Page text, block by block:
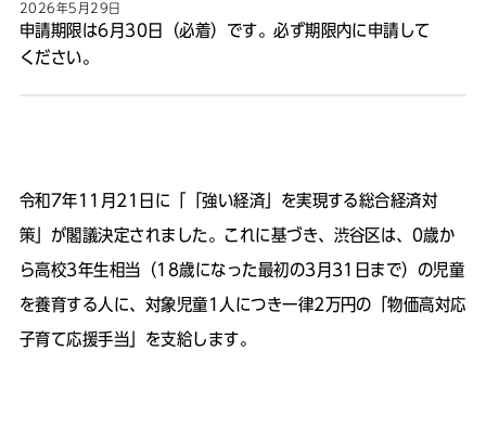
2026年5月29日
申請期限は6月30日（必着）です。必ず期限内に申請して
ください。
令和7年11月21日に「「強い経済」を実現する総合経済対
策」が閣議決定されました。これに基づき、渋谷区は、0歳か
ら高校3年生相当（18歳になった最初の3月31日まで）の児童
を養育する人に、対象児童1人につき一律2万円の「物価高対応
子育て応援手当」を支給します。